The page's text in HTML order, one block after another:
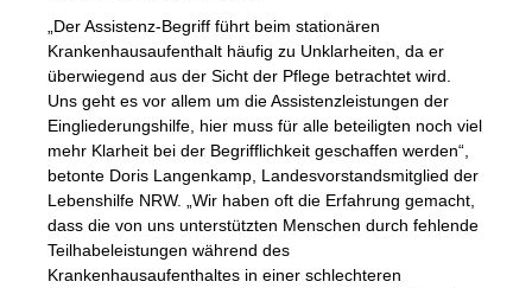
„Der Assistenz-Begriff führt beim stationären
Krankenhausaufenthalt häufig zu Unklarheiten, da er
überwiegend aus der Sicht der Pflege betrachtet wird.
Uns geht es vor allem um die Assistenzleistungen der
Eingliederungshilfe, hier muss für alle beteiligten noch viel
mehr Klarheit bei der Begrifflichkeit geschaffen werden“,
betonte Doris Langenkamp, Landesvorstandsmitglied der
Lebenshilfe NRW. „Wir haben oft die Erfahrung gemacht,
dass die von uns unterstützten Menschen durch fehlende
Teilhabeleistungen während des
Krankenhausaufenthaltes in einer schlechteren